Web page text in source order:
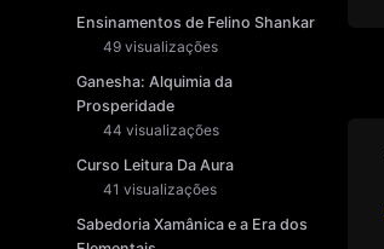
Ensinamentos de Felino Shankar
49 visualizações
Ganesha: Alquimia da
Prosperidade
44 visualizações
Curso Leitura Da Aura
41 visualizações
Sabedoria Xamânica e a Era dos